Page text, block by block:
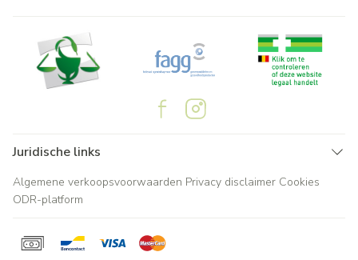
Juridische links
Algemene verkoopsvoorwaarden Privacy disclaimer Cookies
ODR-platform